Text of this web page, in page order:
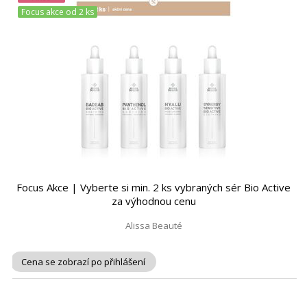
Focus akce od 2 ks
Focus Akce | Vyberte si min. 2 ks vybraných sér Bio Active
za výhodnou cenu
Alissa Beauté
Cena se zobrazí po přihlášení